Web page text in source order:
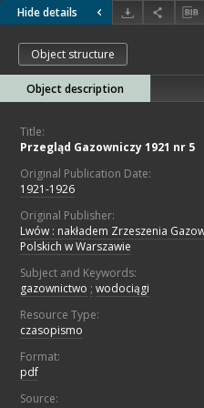
Hide details
Object structure
Object description
Title:
Przegląd Gazowniczy 1921 nr 5
Original Publication Date:
1921-1926
Original Publisher:
Lwów : nakładem Zrzeszenia
Polskich w Warszawie
Subject and Keywords:
gazownictwo ; wodociągi
Resource Type:
czasopismo
Format:
pdf
Source: